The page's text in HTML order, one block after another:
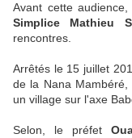
Avant cette
Simplice Mathieu
rencontres.
Arrêtés le 15 juillet
de la Nana Mambéré,
un village sur l'axe
Selon, le préfet